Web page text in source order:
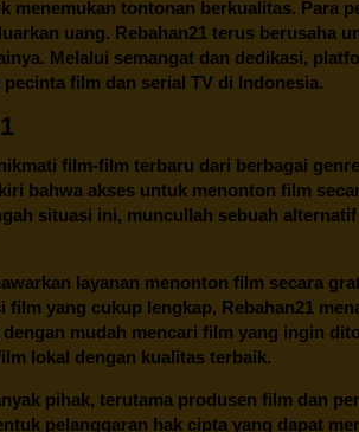
menemukan tontonan berkualitas. Para
uang. Rebahan21terus berusaha
Melalui semangat dan dedikasi,
film dan serial TV di Indonesia.
film-film terbaru dari berbagai
bahwa akses untuk menonton film
situasi ini, muncullah sebuah
layanan menonton film secara
film yang cukup lengkap, Rebahan21
mudah mencari film yang ingin
lokal dengan kualitas terbaik.
pihak, terutama produsen film dan
pelanggaran hak cipta yang dapat